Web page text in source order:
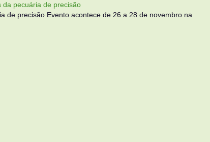
da pecuária de precisão
de precisão Evento acontece de 26 a 28 de novembro na